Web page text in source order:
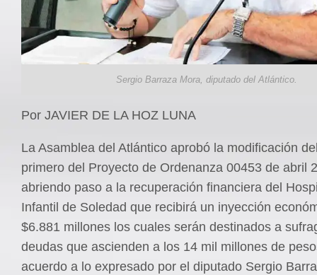
Sergio Barraza Mora, diputado del Atlántico.
Por JAVIER DE LA HOZ LUNA
La Asamblea del Atlántico aprobó la modificación
primero del Proyecto de Ordenanza 00453 de abril
abriendo paso a la recuperación financiera del
Infantil de Soledad que recibirá un inyección
$6.881 millones los cuales serán destinados a
deudas que ascienden a los 14 mil millones de
acuerdo a lo expresado por el diputado Sergio